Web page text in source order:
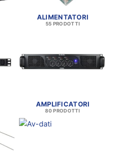
ALIMENTATORI
55 PRODOTTI
AMPLIFICATORI
80 PRODOTTI